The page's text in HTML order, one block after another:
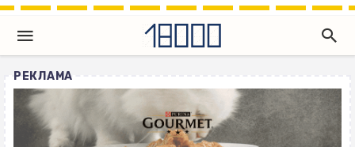
РЕКЛАМА